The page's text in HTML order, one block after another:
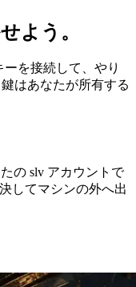
よう。
を接続して、やり
はあなたが所有する
の slv アカウントで
してマシンの外へ出